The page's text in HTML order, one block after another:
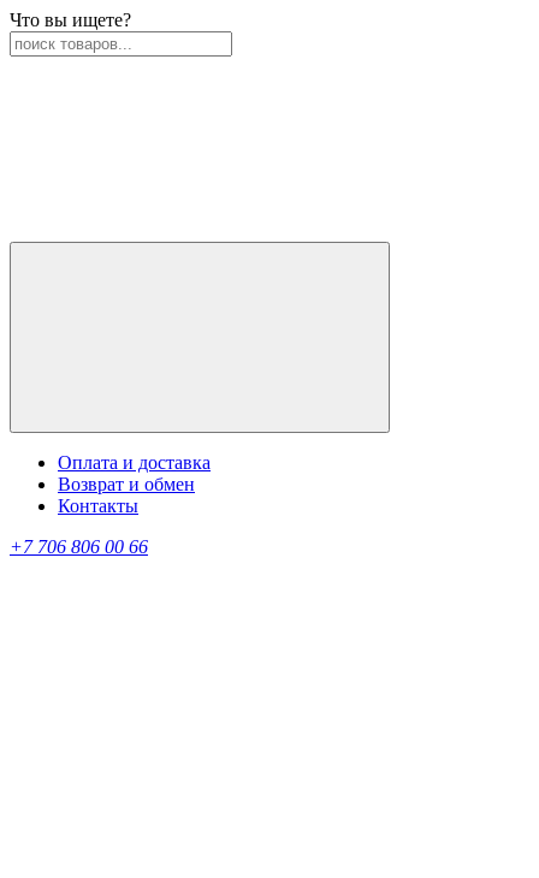
Что вы ищете?
Оплата и доставка
Возврат и обмен
Контакты
+7 706 806 00 66